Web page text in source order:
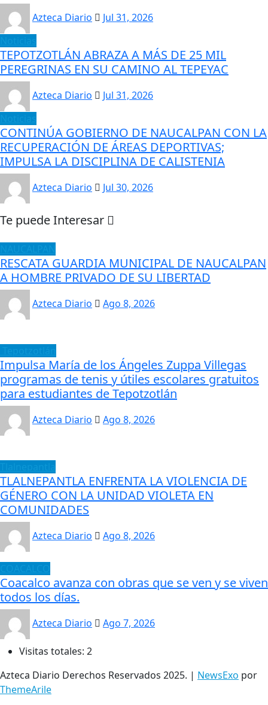
Azteca Diario
Jul 31, 2026
TEPOTZOTLÁN ABRAZA A MÁS DE 25 MIL
PEREGRINAS EN SU CAMINO AL TEPEYAC
Azteca Diario
Jul 31, 2026
CONTINÚA GOBIERNO DE NAUCALPAN CON LA
RECUPERACIÓN DE ÁREAS DEPORTIVAS;
IMPULSA LA DISCIPLINA DE CALISTENIA
Azteca Diario Jul 30, 2026
Te puede Interesar
RESCATA GUARDIA MUNICIPAL DE NAUCALPAN
A HOMBRE PRIVADO DE SU LIBERTAD
Azteca Diario Ago 8, 2026
Impulsa María de los Ángeles Zuppa Villegas
programas de tenis y útiles escolares gratuitos
para estudiantes de Tepotzotlán
Azteca Diario Ago 8, 2026
TLALNEPANTLA ENFRENTA LA VIOLENCIA DE
GÉNERO CON LA UNIDAD VIOLETA EN
COMUNIDADES
Azteca Diario Ago 8, 2026
Coacalco avanza con obras que se ven y se viven
todos los días.
Azteca Diario Ago 7, 2026
Visitas totales: 2
Azteca Diario Derechos Reservados 2025. | NewsExo por
ThemeArile